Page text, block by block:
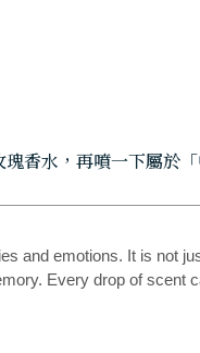
香水，再噴一下屬於
and emotions. It is not
Every drop of scent